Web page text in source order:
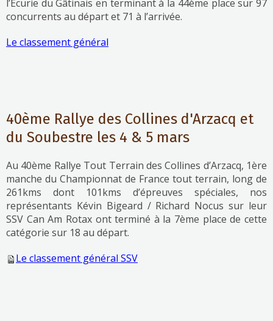
l’Ecurie du Gâtinais en terminant à la 44ème place sur 97
concurrents au départ et 71 à l’arrivée.
Le classement général
40ème Rallye des Collines d'Arzacq et
du Soubestre les 4 & 5 mars
Au 40ème Rallye Tout Terrain des Collines d’Arzacq, 1ère
manche du Championnat de France tout terrain, long de
261kms dont 101kms d’épreuves spéciales, nos
représentants Kévin Bigeard / Richard Nocus sur leur
SSV Can Am Rotax ont terminé à la 7ème place de cette
catégorie sur 18 au départ.
Le classement général SSV